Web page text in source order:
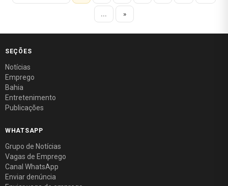
... »
SEÇÕES
Notícias
Emprego
Bahia
Entretenimento
Publicações
WHATSAPP
Grupo de Notícias
Vagas de Emprego
Canal WhatsApp
Enviar denúncia